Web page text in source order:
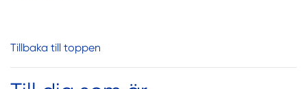
Tillbaka till toppen